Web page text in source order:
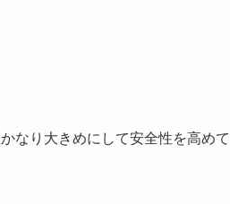
なり大きめにして安全性を高めて